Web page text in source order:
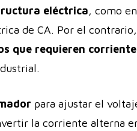
eléctrica, como
de CA. Por el
que requieren
para ajustar el
la corriente alterna